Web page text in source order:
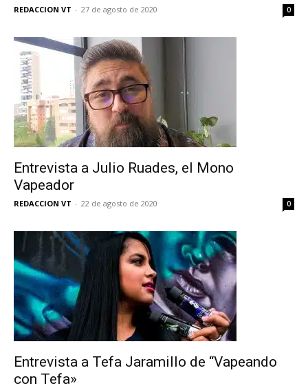
REDACCION VT - 27 de agosto de 2020 0
Entrevista a Julio Ruades, el Mono
Vapeador
REDACCION VT - 22 de agosto de 2020 0
Entrevista a Tefa Jaramillo de “Vapeando
con Tefa»